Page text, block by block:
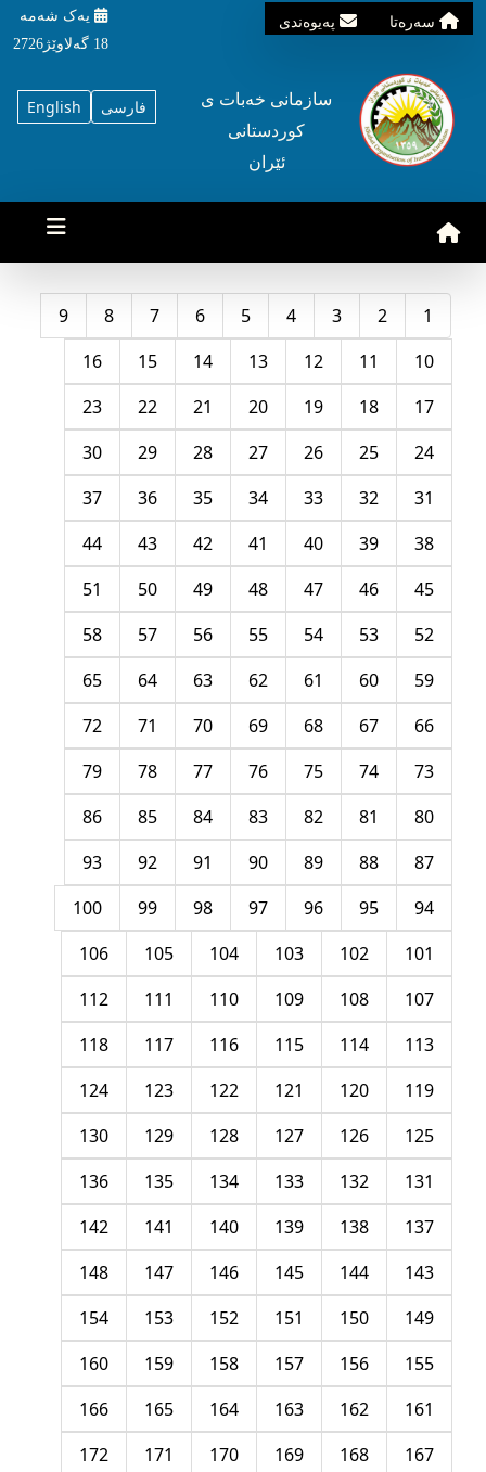
سه‌ره‌تا په‌یوه‌ندی
یه‌ک شه‌مه‌
18 گه‌لاوێژ2726
English فارسی
سازمانی خه‌بات ی
کوردستانی
ئێران
1
2
3
4
5
6
7
8
9
10
11
12
13
14
15
16
17
18
19
20
21
22
23
24
25
26
27
28
29
30
31
32
33
34
35
36
37
38
39
40
41
42
43
44
45
46
47
48
49
50
51
52
53
54
55
56
57
58
59
60
61
62
63
64
65
66
67
68
69
70
71
72
73
74
75
76
77
78
79
80
81
82
83
84
85
86
87
88
89
90
91
92
93
94
95
96
97
98
99
100
101
102
103
104
105
106
107
108
109
110
111
112
113
114
115
116
117
118
119
120
121
122
123
124
125
126
127
128
129
130
131
132
133
134
135
136
137
138
139
140
141
142
143
144
145
146
147
148
149
150
151
152
153
154
155
156
157
158
159
160
161
162
163
164
165
166
167
168
169
170
171
172